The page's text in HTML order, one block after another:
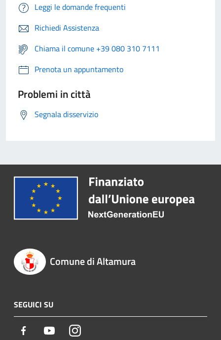
Leggi le domande frequenti
Richiedi Assistenza
Chiama il comune +39 080 310 7111
Prenota un appuntamento
Problemi in città
Segnala disservizio
Comune di Altamura
SEGUICI SU
Facebook YoutubeInstagram